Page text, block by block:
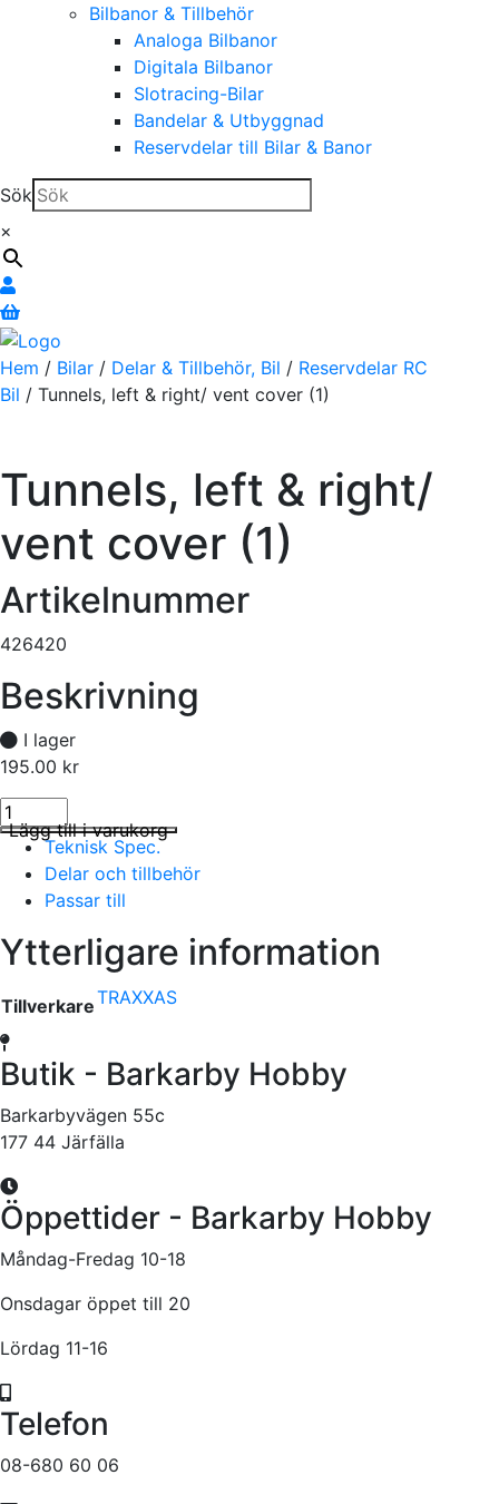
Bilbanor & Tillbehör
Analoga Bilbanor
Digitala Bilbanor
Slotracing-Bilar
Bandelar & Utbyggnad
Reservdelar till Bilar & Banor
Sök
×
Hem / Bilar / Delar & Tillbehör, Bil / Reservdelar RC
Bil / Tunnels, left & right/ vent cover (1)
Tunnels, left & right/
vent cover (1)
Artikelnummer
426420
Beskrivning
I lager
195.00 kr
I lager
Tunnels, left & right/ vent cover (1) mängd
Lägg till i varukorg
Teknisk Spec.
Delar och tillbehör
Passar till
Ytterligare information
TillverkareTRAXXAS
Butik - Barkarby Hobby
Barkarbyvägen 55c
177 44 Järfälla
Öppettider - Barkarby Hobby
Måndag-Fredag 10-18
Onsdagar öppet till 20
Lördag 11-16
Telefon
08-680 60 06